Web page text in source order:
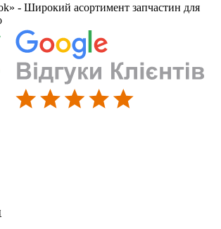
- Широкий асортимент запчастин для